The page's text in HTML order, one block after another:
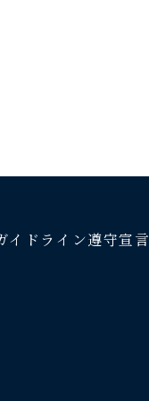
イドライン遵守宣言